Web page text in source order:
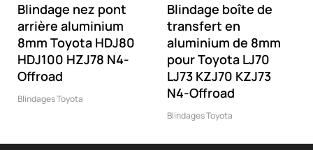
Blindage nez pont
arrière aluminium
8mm Toyota HDJ80
HDJ100 HZJ78 N4-
Offroad
Blindages Toyota
Blindage boîte de
transfert en
aluminium de 8mm
pour Toyota LJ70
LJ73 KZJ70 KZJ73
N4-Offroad
Blindages Toyota